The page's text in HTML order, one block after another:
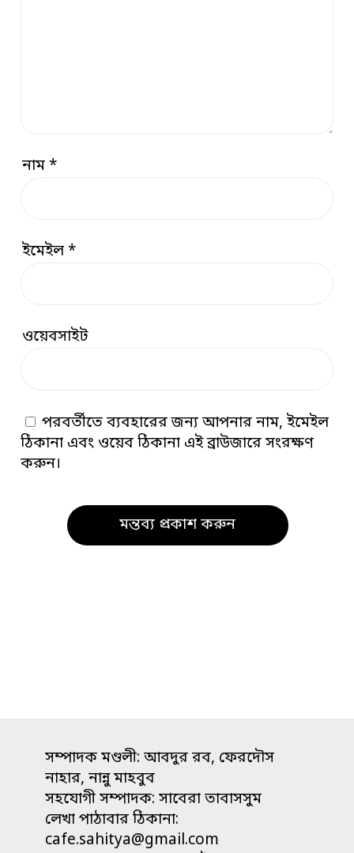
নাম*
ইমেইল*
ওয়েবসাইট
পরবর্তীতে ব্যবহারের জন্য আপনার নাম, ইমেইল
ঠিকানা এবং ওয়েব ঠিকানা এই ব্রাউজারে সংরক্ষণ
করুন।
সম্পাদক মণ্ডলী: আবদুর রব, ফেরদৌস
নাহার, নান্নু মাহবুব
সহযোগী সম্পাদক: সাবেরা তাবাসসুম
লেখা পাঠাবার ঠিকানা:
cafe.sahitya@gmail.com